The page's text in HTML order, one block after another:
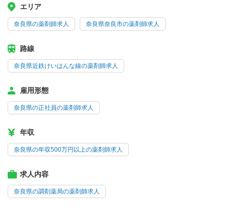
エリア
奈良県の薬剤師求人 奈良県奈良市の薬剤師求人
路線
奈良県近鉄けいはんな線の薬剤師求人
雇用形態
奈良県の正社員の薬剤師求人
年収
奈良県の年収500万円以上の薬剤師求人
求人内容
奈良県の調剤薬局の薬剤師求人